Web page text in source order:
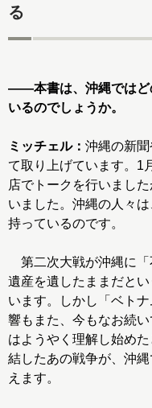
る
――本書は、沖縄ではど
いるのでしょうか。
ミッチェル： 沖縄の新
て取り上げています。1
店でトークを行いまし
いました。沖縄の人々
持っているのです。
第二次大戦が沖縄に「
遺産を遺したままだと
います。しかし「ベト
響もまた、今もなお続
はようやく理解し始め
結したあの戦争が、沖
えます。